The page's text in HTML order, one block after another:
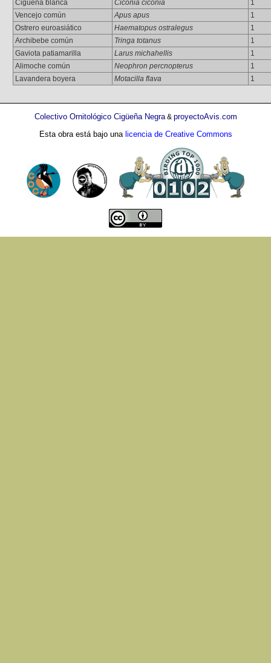
Cigüeña blanca Ciconia ciconia
1
Vencejo común
Apus apus
1
Ostrero euroasiático
Haematopus ostralegus
1
Archibebe común
Tringa totanus
1
Gaviota patiamarilla
Larus michahellis
1
Alimoche común
Neophron percnopterus
1
Lavandera boyera
Motacilla flava 1
Colectivo Ornitológico Cigüeña Negra& proyectoAvis.com
Esta obra está bajo una licencia de Creative Commons